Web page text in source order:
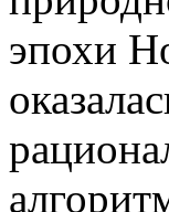
эпохи